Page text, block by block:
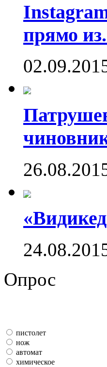
прямо
Опрос
пистолет
нож
автомат
химическое